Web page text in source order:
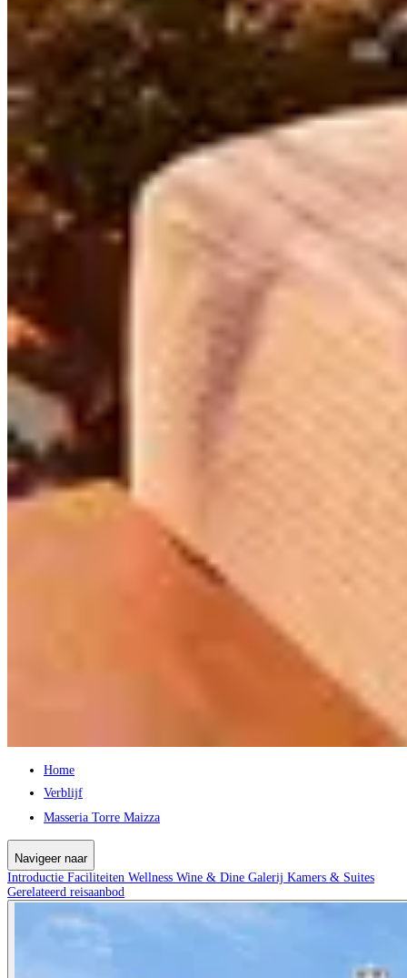
Home
Verblijf
Masseria Torre Maizza
Navigeer naar
Introductie Faciliteiten Wellness Wine & Dine Galerij Kamers & Suites
Gerelateerd reisaanbod